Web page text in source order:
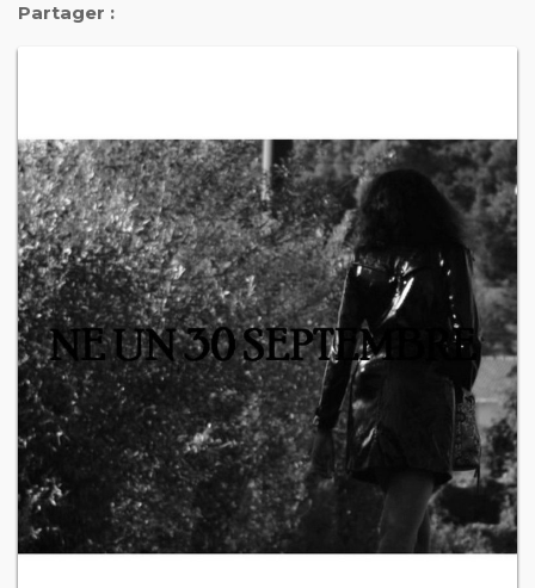
Partager :